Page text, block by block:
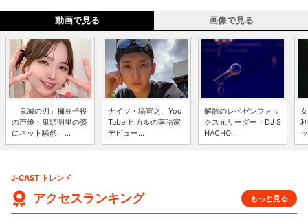
動画で見る 画像で見る
「鬼滅の刃」禰豆子役
の声優・鬼頭明里の姿
にネット騒然 ...
ナイツ・塙宣之、You
Tuberヒカルの落語家
デビュー...
解散のレペゼンフォッ
クス元リーダー・DJ S
HACHO...
J-CAST トレンド
アクセスランキング もっと見る